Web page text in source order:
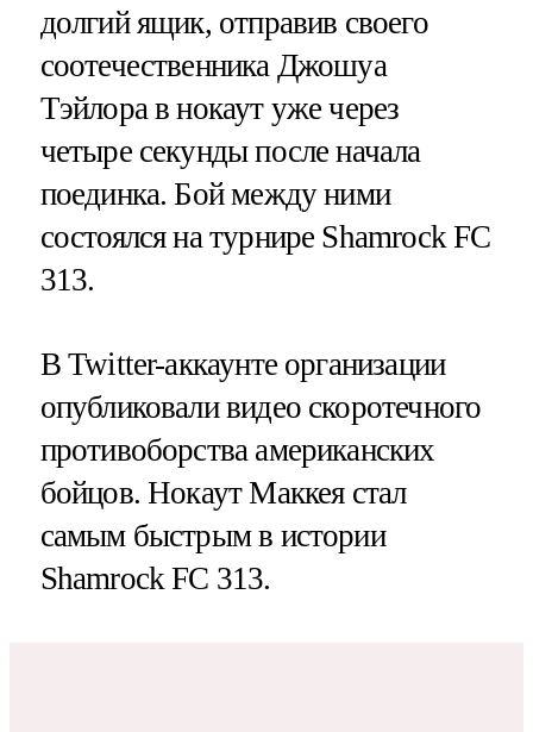
долгий ящик, отправив своего
соотечественника Джошуа
Тэйлора в нокаут уже через
четыре секунды после начала
поединка. Бой между ними
состоялся на турнире Shamrock FC
313.
В Twitter-аккаунте организации
опубликовали видео скоротечного
противоборства американских
бойцов. Нокаут Маккея стал
самым быстрым в истории
Shamrock FC 313.